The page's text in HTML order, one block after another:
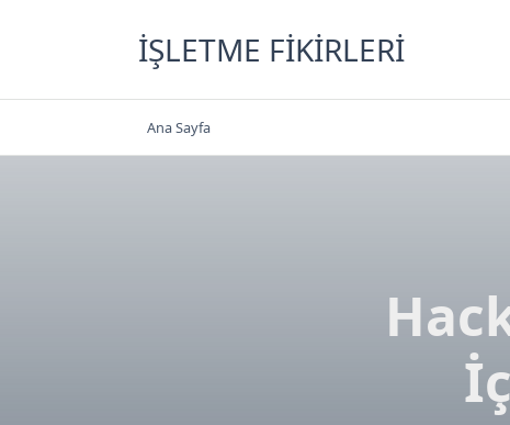
İŞLETME FIKIRLERI
Ana Sayfa